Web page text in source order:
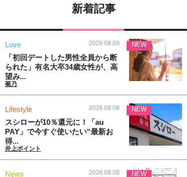
新着記事
Love 2026.08.08
「初回デートした男性全員から断
られた」有名大卒34歳女性が、高
望み...
菊乃
NEW
Lifestyle 2026.08.08
スシローが10％還元に！「au
PAY」で今すぐ使いたい“最新お
得...
井上ポイント
NEW
News 2026.08.08 NEW